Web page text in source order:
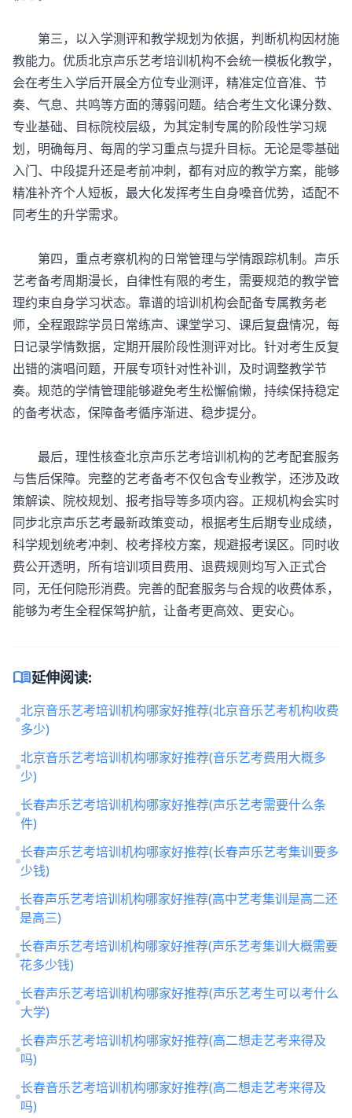
第三，以入学测评和教学规划为依据，判断机构因材施
教能力。优质北京声乐艺考培训机构不会统一模板化教学，
会在考生入学后开展全方位专业测评，精准定位音准、节
奏、气息、共鸣等方面的薄弱问题。结合考生文化课分数、
专业基础、目标院校层级，为其定制专属的阶段性学习规
划，明确每月、每周的学习重点与提升目标。无论是零基础
入门、中段提升还是考前冲刺，都有对应的教学方案，能够
精准补齐个人短板，最大化发挥考生自身嗓音优势，适配不
同考生的升学需求。
第四，重点考察机构的日常管理与学情跟踪机制。声乐
艺考备考周期漫长，自律性有限的考生，需要规范的教学管
理约束自身学习状态。靠谱的培训机构会配备专属教务老
师，全程跟踪学员日常练声、课堂学习、课后复盘情况，每
日记录学情数据，定期开展阶段性测评对比。针对考生反复
出错的演唱问题，开展专项针对性补训，及时调整教学节
奏。规范的学情管理能够避免考生松懈偷懒，持续保持稳定
的备考状态，保障备考循序渐进、稳步提分。
最后，理性核查北京声乐艺考培训机构的艺考配套服务
与售后保障。完整的艺考备考不仅包含专业教学，还涉及政
策解读、院校规划、报考指导等多项内容。正规机构会实时
同步北京声乐艺考最新政策变动，根据考生后期专业成绩，
科学规划统考冲刺、校考择校方案，规避报考误区。同时收
费公开透明，所有培训项目费用、退费规则均写入正式合
同，无任何隐形消费。完善的配套服务与合规的收费体系，
能够为考生全程保驾护航，让备考更高效、更安心。
menu_book延伸阅读:
北京音乐艺考培训机构哪家好推荐(北京音乐艺考机构收费
多少)
北京音乐艺考培训机构哪家好推荐(音乐艺考费用大概多
少)
长春声乐艺考培训机构哪家好推荐(声乐艺考需要什么条
件)
长春声乐艺考培训机构哪家好推荐(长春声乐艺考集训要多
少钱)
长春声乐艺考培训机构哪家好推荐(高中艺考集训是高二还
是高三)
长春声乐艺考培训机构哪家好推荐(声乐艺考集训大概需要
花多少钱)
长春声乐艺考培训机构哪家好推荐(声乐艺考生可以考什么
大学)
长春声乐艺考培训机构哪家好推荐(高二想走艺考来得及
吗)
长春音乐艺考培训机构哪家好推荐(高二想走艺考来得及
吗)